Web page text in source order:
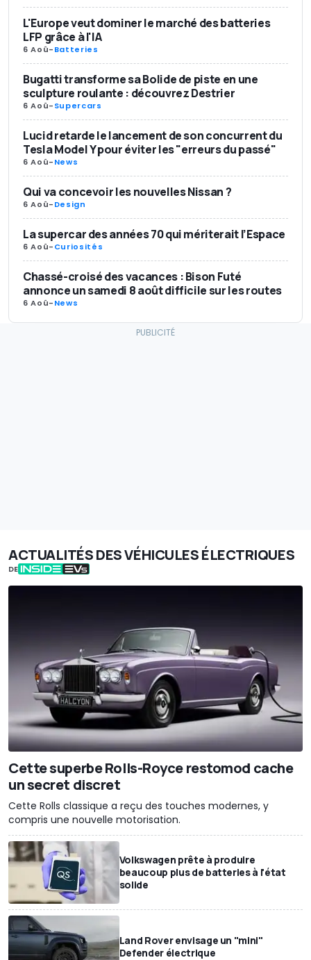
L'Europe veut dominer le marché des batteries
LFP grâce à l'IA
6 Aoû-Batteries
Bugatti transforme sa Bolide de piste en une
sculpture roulante : découvrez Destrier
6 Aoû-Supercars
Lucid retarde le lancement de son concurrent du
Tesla Model Y pour éviter les "erreurs du passé"
6 Aoû-News
Qui va concevoir les nouvelles Nissan ?
6 Aoû-Design
La supercar des années 70 qui mériterait l’Espace
6 Aoû-Curiosités
Chassé-croisé des vacances : Bison Futé
annonce un samedi 8 août difficile sur les routes
6 Aoû-News
ACTUALITÉS DES VÉHICULES ÉLECTRIQUES
DE
Cette superbe Rolls-Royce restomod cache
un secret discret
Cette Rolls classique a reçu des touches modernes, y
compris une nouvelle motorisation.
Volkswagen prête à produire
beaucoup plus de batteries à l'état
solide
Land Rover envisage un "mini"
Defender électrique